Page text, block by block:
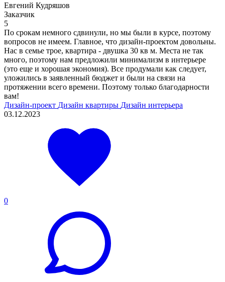
Евгений Кудряшов
Заказчик
5
По срокам немного сдвинули, но мы были в курсе, поэтому
вопросов не имеем. Главное, что дизайн-проектом довольны.
Нас в семье трое, квартира - двушка 30 кв м. Места не так
много, поэтому нам предложили минимализм в интерьере
(это еще и хорошая экономия). Все продумали как следует,
уложились в заявленный бюджет и были на связи на
протяжении всего времени. Поэтому только благодарности
вам!
Дизайн-проект Дизайн квартиры Дизайн интерьера
03.12.2023
0